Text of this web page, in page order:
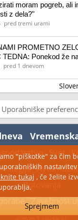
moram pogreb, ali
z dela?"
pred tremi urami
PROMETNO
TEDNA: Ponekod že
pred 1 dnevom
Uporabniške
Svet
Potovanja
Zasebnost
"piškotke" za čim
tukaj , če želite
Sprejmem